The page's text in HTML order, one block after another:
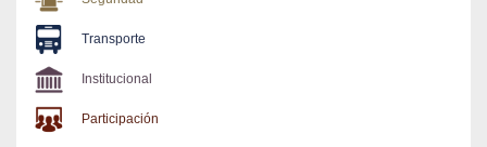
Transporte
Institucional
Participación